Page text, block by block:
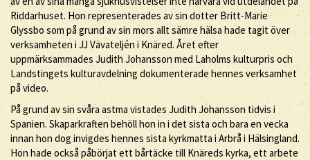
Riddarhuset. Hon representerades av sin dotter Britt-Marie
Glyssbo som på grund av sin mors allt sämre hälsa hade tagit över
verksamheten i JJ Vävateljén i Knäred. Året efter
uppmärksammades Judith Johansson med Laholms kulturpris och
Landstingets kulturavdelning dokumenterade hennes verksamhet
på video.
På grund av sin svåra astma vistades Judith Johansson tidvis i
Spanien. Skaparkraften behöll hon in i det sista och bara en vecka
innan hon dog invigdes hennes sista kyrkmatta i Arbrå i Hälsingland.
Hon hade också påbörjat ett bårtäcke till Knäreds kyrka, ett arbete